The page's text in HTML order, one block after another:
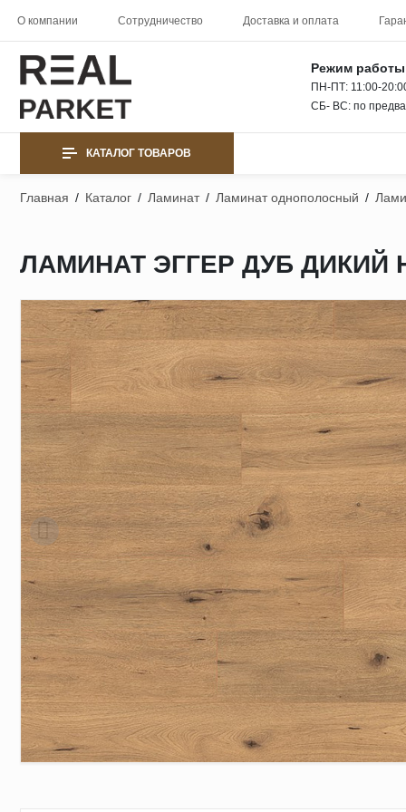
О компании Сотрудничество Доставка и оплата
Режим работы
ПН-ПТ: 11:00-
СБ- ВС: по
КАТАЛОГ ТОВАРОВ
Главная / Каталог / Ламинат / Ламинат однополосный /
ЛАМИНАТ ЭГГЕР ДУБ ДИКИЙ